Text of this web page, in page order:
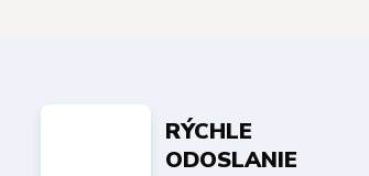
RÝCHLE
ODOSLANIE